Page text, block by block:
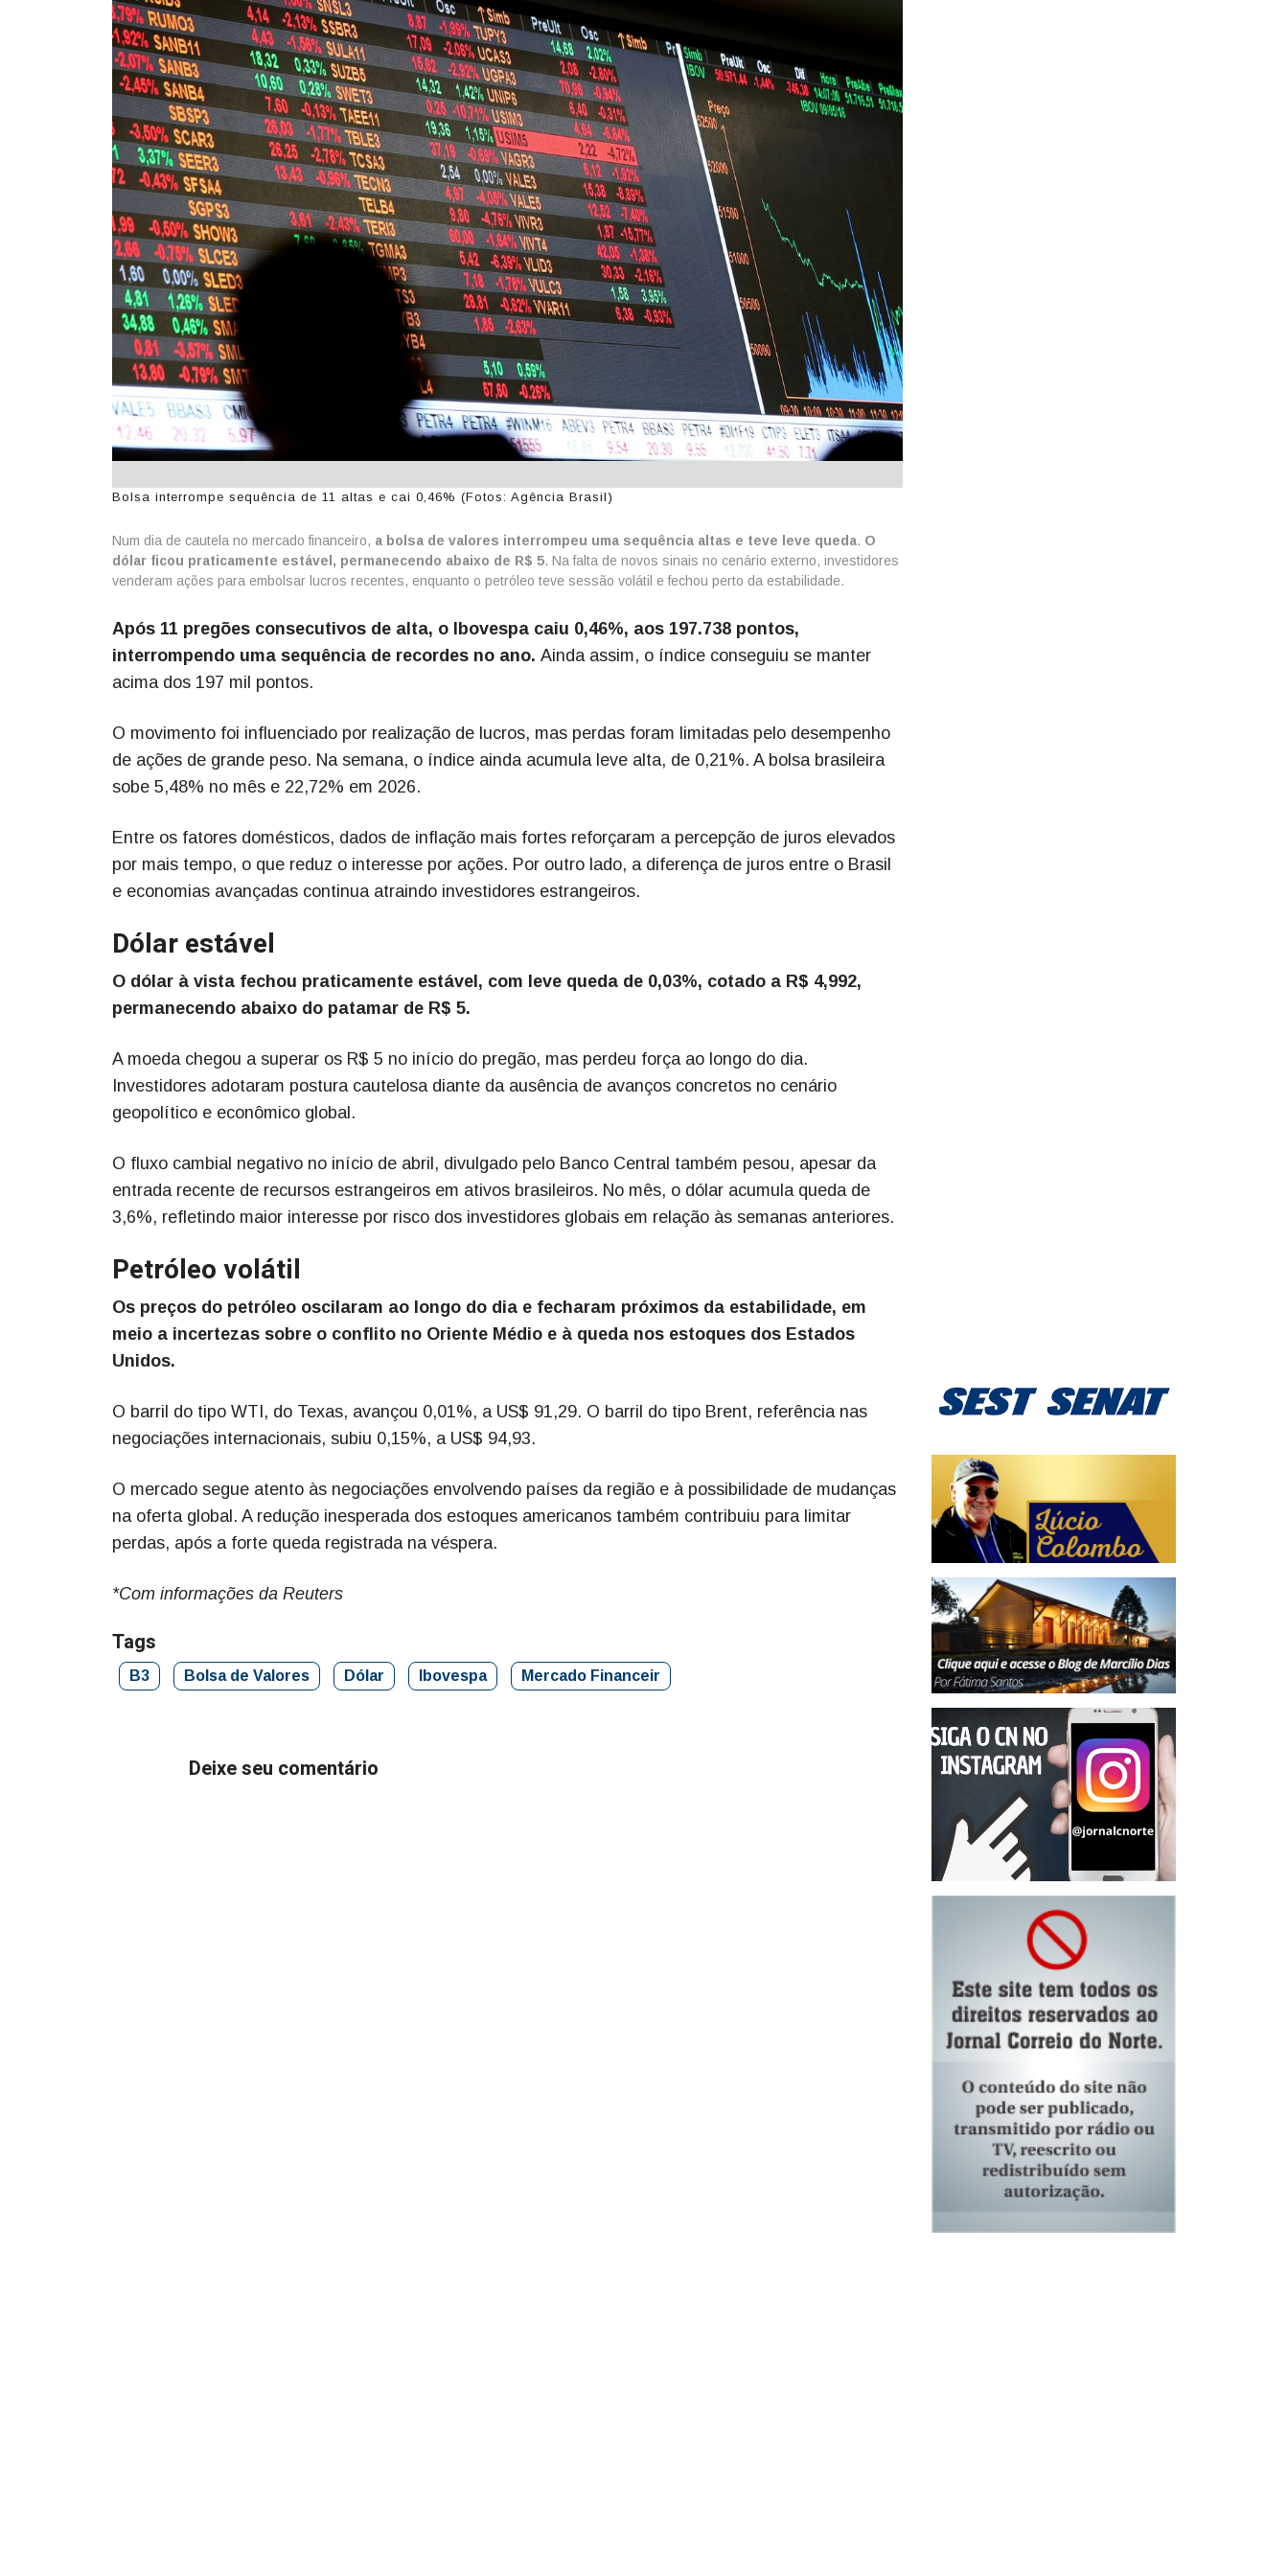
Bolsa interrompe sequência de 11 altas e cai 0,46% (Fotos: Agência Brasil)
Num dia de cautela no mercado financeiro, a bolsa de valores interrompeu uma sequência altas e teve leve queda. O
dólar ficou praticamente estável, permanecendo abaixo de R$ 5. Na falta de novos sinais no cenário externo, investidores
venderam ações para embolsar lucros recentes, enquanto o petróleo teve sessão volátil e fechou perto da estabilidade.
Após 11 pregões consecutivos de alta, o Ibovespa caiu 0,46%, aos 197.738 pontos,
interrompendo uma sequência de recordes no ano. Ainda assim, o índice conseguiu se manter
acima dos 197 mil pontos.
O movimento foi influenciado por realização de lucros, mas perdas foram limitadas pelo desempenho
de ações de grande peso. Na semana, o índice ainda acumula leve alta, de 0,21%. A bolsa brasileira
sobe 5,48% no mês e 22,72% em 2026.
Entre os fatores domésticos, dados de inflação mais fortes reforçaram a percepção de juros elevados
por mais tempo, o que reduz o interesse por ações. Por outro lado, a diferença de juros entre o Brasil
e economias avançadas continua atraindo investidores estrangeiros.
Dólar estável
O dólar à vista fechou praticamente estável, com leve queda de 0,03%, cotado a R$ 4,992,
permanecendo abaixo do patamar de R$ 5.
A moeda chegou a superar os R$ 5 no início do pregão, mas perdeu força ao longo do dia.
Investidores adotaram postura cautelosa diante da ausência de avanços concretos no cenário
geopolítico e econômico global.
O fluxo cambial negativo no início de abril, divulgado pelo Banco Central também pesou, apesar da
entrada recente de recursos estrangeiros em ativos brasileiros. No mês, o dólar acumula queda de
3,6%, refletindo maior interesse por risco dos investidores globais em relação às semanas anteriores.
Petróleo volátil
Os preços do petróleo oscilaram ao longo do dia e fecharam próximos da estabilidade, em
meio a incertezas sobre o conflito no Oriente Médio e à queda nos estoques dos Estados
Unidos.
O barril do tipo WTI, do Texas, avançou 0,01%, a US$ 91,29. O barril do tipo Brent, referência nas
negociações internacionais, subiu 0,15%, a US$ 94,93.
O mercado segue atento às negociações envolvendo países da região e à possibilidade de mudanças
na oferta global. A redução inesperada dos estoques americanos também contribuiu para limitar
perdas, após a forte queda registrada na véspera.
*Com informações da Reuters
Tags
B3 Bolsa de Valores Dólar Ibovespa Mercado Financeir
Deixe seu comentário